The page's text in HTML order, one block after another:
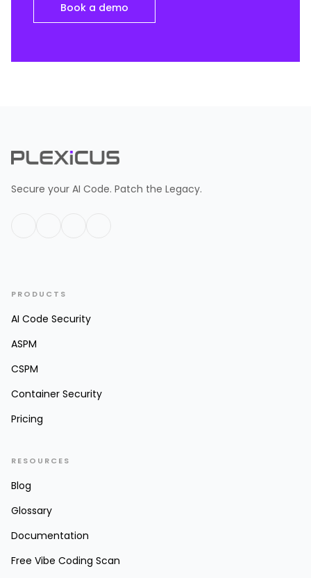
Book a demo
Secure your AI Code. Patch the Legacy.
PRODUCTS
AI Code Security
ASPM
CSPM
Container Security
Pricing
RESOURCES
Blog
Glossary
Documentation
Free Vibe Coding Scan